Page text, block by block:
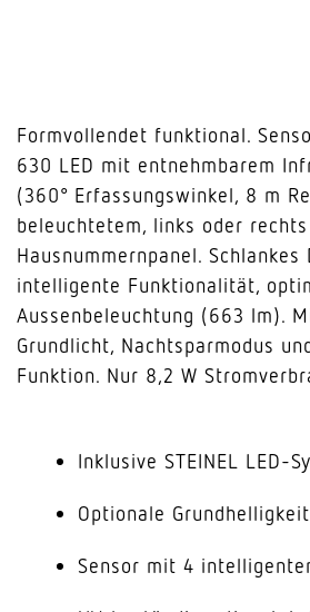
Formvollendet funktional.
630 LED mit entnehmbarem
(360° Erfassungswinkel, 8 m
beleuchtetem, links oder
Hausnummernpanel. Schlankes
intelligente Funktionalität,
Aussenbeleuchtung (663 lm).
Grundlicht, Nachtsparmodus
Funktion. Nur 8,2 W
Inklusive STEINEL LED-
Optionale
Sensor mit 4